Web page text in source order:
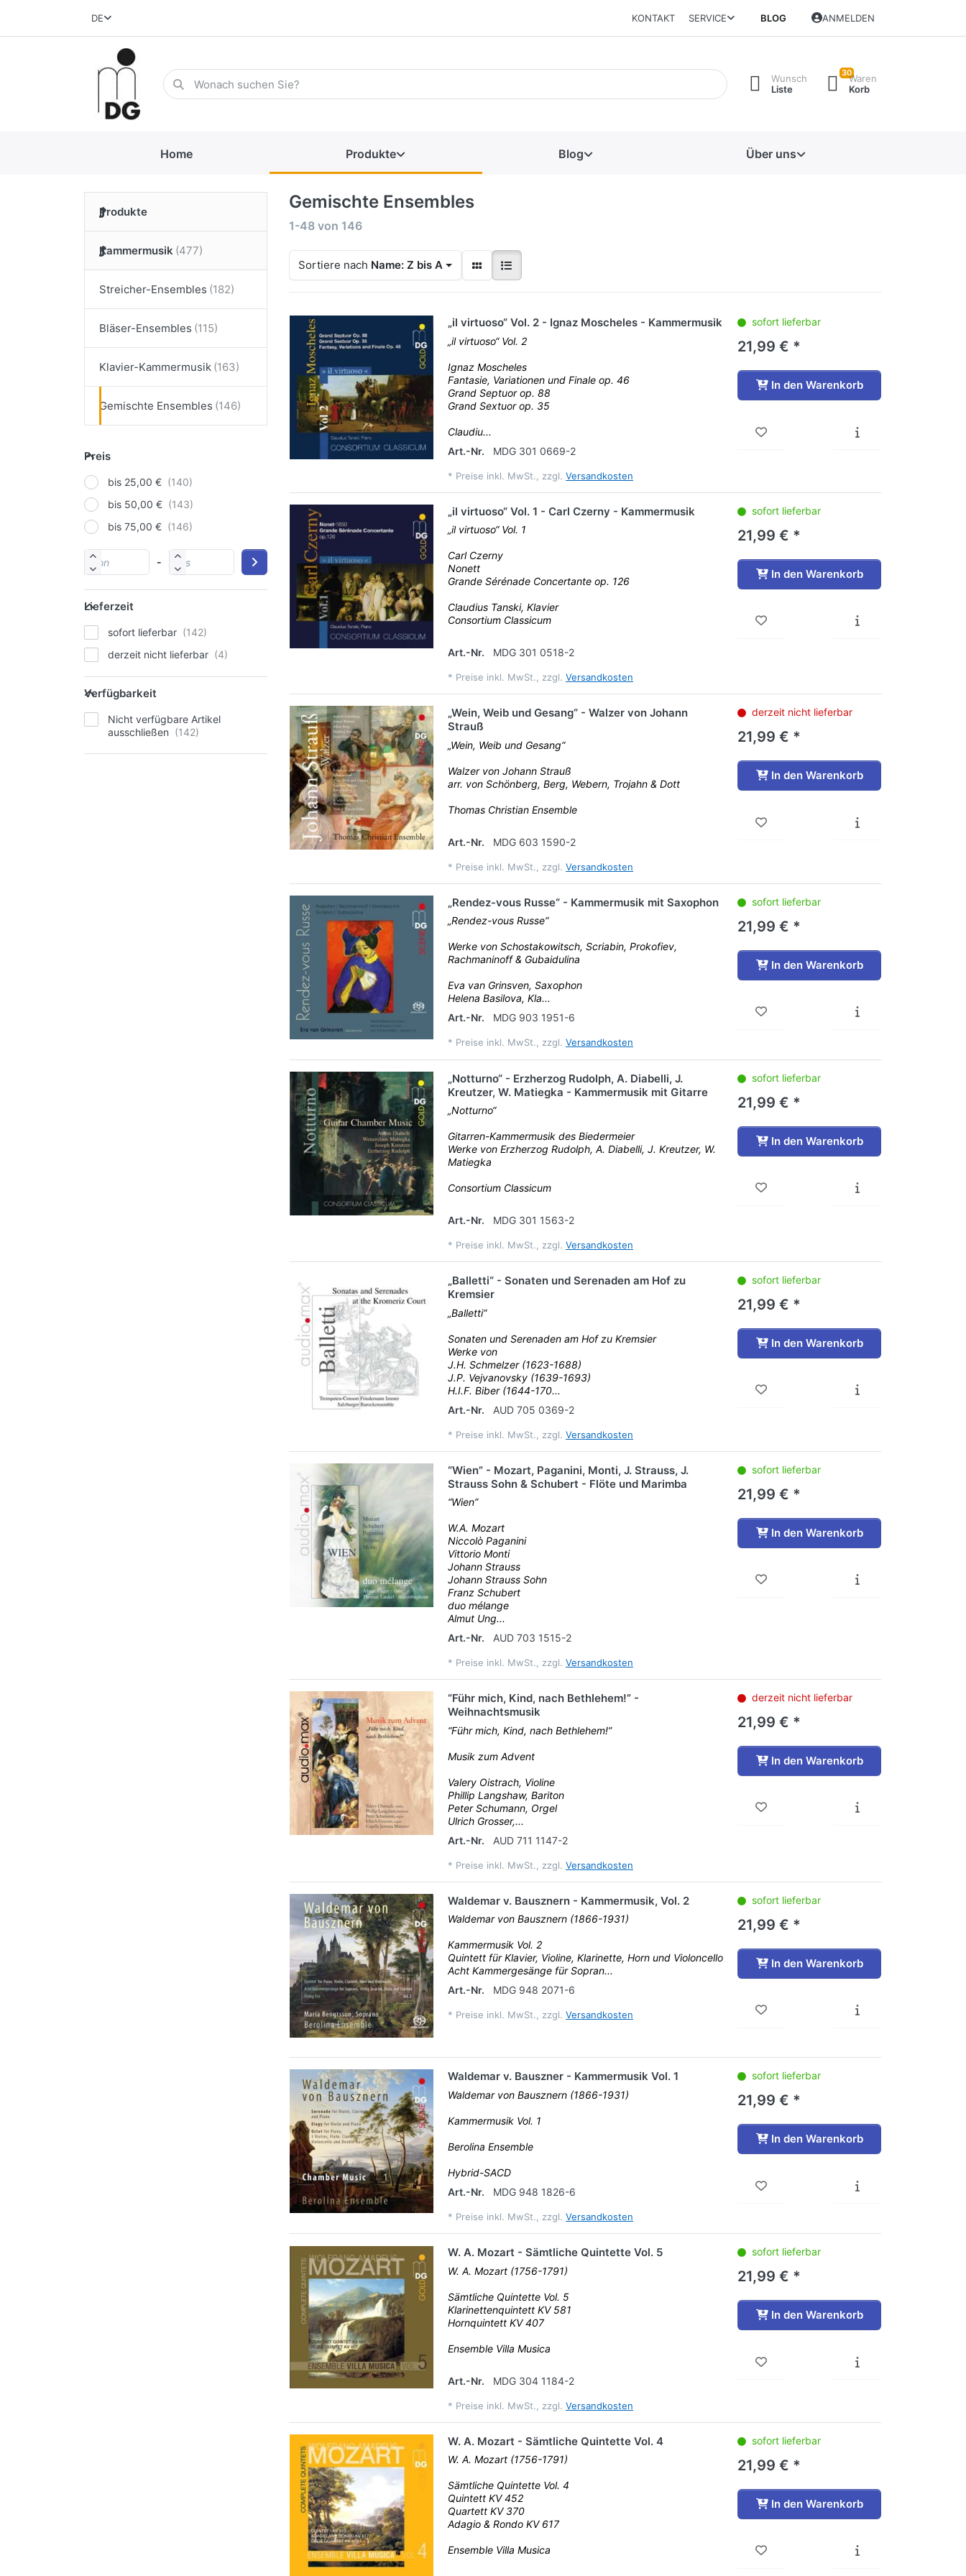
DE KONTAKT SERVICE BLOG ANMELDEN
Wunsch
Liste
30Waren
Korb
Home Produkte Blog Über uns
Produkte
Kammermusik
Streicher-Ensembles
Bläser-Ensembles
Klavier-Kammermusik
Gemischte Ensembles
Preis
bis 25,00 €
bis 50,00 €
bis 75,00 €
-
Lieferzeit
sofort lieferbar
derzeit nicht lieferbar
Verfügbarkeit
Nicht verfügbare Artikel
ausschließen
Gemischte Ensembles
1-48 von 146
Sortiere nach Name: Z bis A
„il virtuoso“ Vol. 2 - Ignaz Moscheles - Kammermusik
„il virtuoso“ Vol. 2
Ignaz Moscheles
Fantasie, Variationen und Finale op. 46
Grand Septuor op. 88
Grand Sextuor op. 35
Claudiu...
Art.-Nr.
MDG 301 0669-2
* Preise inkl. MwSt., zzgl. Versandkosten
sofort lieferbar
21,99 € *
In den Warenkorb
„il virtuoso“ Vol. 1 - Carl Czerny - Kammermusik
„il virtuoso“ Vol. 1
Carl Czerny
Nonett
Grande Sérénade Concertante op. 126
Claudius Tanski, Klavier
Consortium Classicum
Art.-Nr. MDG 301 0518-2
* Preise inkl. MwSt., zzgl. Versandkosten
sofort lieferbar
21,99 € *
In den Warenkorb
„Wein, Weib und Gesang“ - Walzer von Johann
Strauß
„Wein, Weib und Gesang“
Walzer von Johann Strauß
arr. von Schönberg, Berg, Webern, Trojahn & Dott
Thomas Christian Ensemble
Art.-Nr. MDG 603 1590-2
* Preise inkl. MwSt., zzgl. Versandkosten
derzeit nicht lieferbar
21,99 € *
In den Warenkorb
„Rendez-vous Russe“ - Kammermusik mit Saxophon
„Rendez-vous Russe“
Werke von Schostakowitsch, Scriabin, Prokofiev,
Rachmaninoff & Gubaidulina
Eva van Grinsven, Saxophon
Helena Basilova, Kla...
Art.-Nr.
MDG 903 1951-6
* Preise inkl. MwSt., zzgl. Versandkosten
sofort lieferbar
21,99 € *
In den Warenkorb
„Notturno“ - Erzherzog Rudolph, A. Diabelli, J.
Kreutzer, W. Matiegka - Kammermusik mit Gitarre
„Notturno“
Gitarren-Kammermusik des Biedermeier
Werke von Erzherzog Rudolph, A. Diabelli, J. Kreutzer, W.
Matiegka
Consortium Classicum
Art.-Nr. MDG 301 1563-2
* Preise inkl. MwSt., zzgl. Versandkosten
sofort lieferbar
21,99 € *
In den Warenkorb
„Balletti“ - Sonaten und Serenaden am Hof zu
Kremsier
„Balletti“
Sonaten und Serenaden am Hof zu Kremsier
Werke von
J.H. Schmelzer (1623-1688)
J.P. Vejvanovsky (1639-1693)
H.I.F. Biber (1644-170...
Art.-Nr.
AUD 705 0369-2
* Preise inkl. MwSt., zzgl. Versandkosten
sofort lieferbar
21,99 € *
In den Warenkorb
“Wien” - Mozart, Paganini, Monti, J. Strauss, J.
Strauss Sohn & Schubert - Flöte und Marimba
“Wien”
W.A. Mozart
Niccolò Paganini
Vittorio Monti
Johann Strauss
Johann Strauss Sohn
Franz Schubert
duo mélange
Almut Ung...
Art.-Nr.
AUD 703 1515-2
* Preise inkl. MwSt., zzgl. Versandkosten
sofort lieferbar
21,99 € *
In den Warenkorb
“Führ mich, Kind, nach Bethlehem!” -
Weihnachtsmusik
“Führ mich, Kind, nach Bethlehem!”
Musik zum Advent
Valery Oistrach, Violine
Phillip Langshaw, Bariton
Peter Schumann, Orgel
Ulrich Grosser,...
Art.-Nr.
AUD 711 1147-2
* Preise inkl. MwSt., zzgl. Versandkosten
derzeit nicht lieferbar
21,99 € *
In den Warenkorb
Waldemar v. Bausznern - Kammermusik, Vol. 2
Waldemar von Bausznern (1866-1931)
Kammermusik Vol. 2
Quintett für Klavier, Violine, Klarinette, Horn und Violoncello
Acht Kammergesänge für Sopran...
Art.-Nr.
MDG 948 2071-6
* Preise inkl. MwSt., zzgl. Versandkosten
sofort lieferbar
21,99 € *
In den Warenkorb
Waldemar v. Bauszner - Kammermusik Vol. 1
Waldemar von Bausznern (1866-1931)
Kammermusik Vol. 1
Berolina Ensemble
Hybrid-SACD
Art.-Nr.
MDG 948 1826-6
* Preise inkl. MwSt., zzgl. Versandkosten
sofort lieferbar
21,99 € *
In den Warenkorb
W. A. Mozart - Sämtliche Quintette Vol. 5
W. A. Mozart (1756-1791)
Sämtliche Quintette Vol. 5
Klarinettenquintett KV 581
Hornquintett KV 407
Ensemble Villa Musica
Art.-Nr. MDG 304 1184-2
* Preise inkl. MwSt., zzgl. Versandkosten
sofort lieferbar
21,99 € *
In den Warenkorb
W. A. Mozart - Sämtliche Quintette Vol. 4
W. A. Mozart (1756-1791)
Sämtliche Quintette Vol. 4
Quintett KV 452
Quartett KV 370
Adagio & Rondo KV 617
Ensemble Villa Musica
sofort lieferbar
21,99 € *
In den Warenkorb